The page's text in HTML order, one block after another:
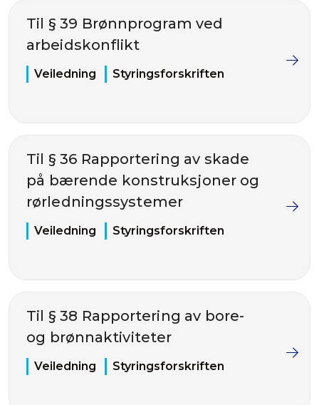
Til § 39 Brønnprogram ved
arbeidskonflikt
Veiledning Styringsforskriften
Til § 36 Rapportering av skade
på bærende konstruksjoner og
rørledningssystemer
Veiledning Styringsforskriften
Til § 38 Rapportering av bore-
og brønnaktiviteter
Veiledning Styringsforskriften